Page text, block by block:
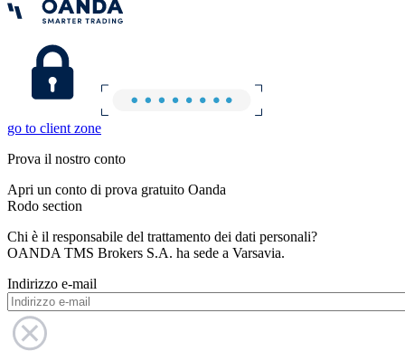
go to client zone
Prova il nostro conto
Apri un conto di prova gratuito Oanda
Rodo section
Chi è il responsabile del trattamento dei dati personali?
OANDA TMS Brokers S.A. ha sede a Varsavia.
Indirizzo e-mail